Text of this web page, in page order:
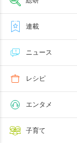
連載
ニュース
レシピ
エンタメ
子育て